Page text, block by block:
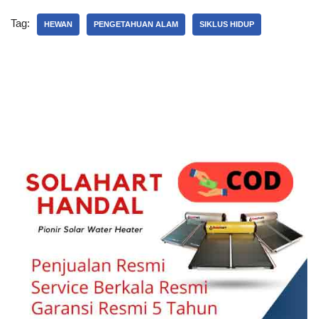
Tag: HEWAN PENGETAHUAN ALAM SIKLUS HIDUP